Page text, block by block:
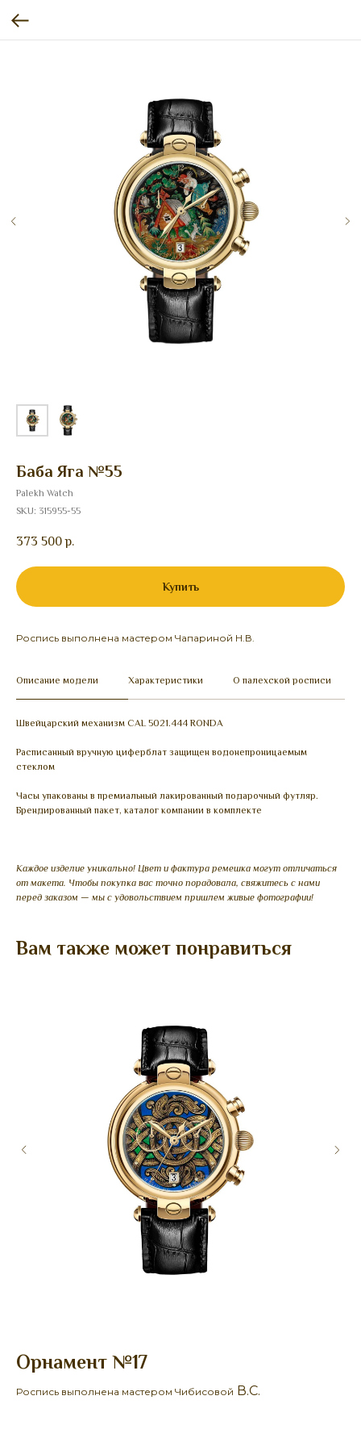
Баба Яга №55
Palekh Watch
SKU: 315955-55
373 500 р.
Купить
Роспись выполнена мастером Чапариной Н.В.
Описание модели Характеристики О палехской росписи
Швейцарский механизм CAL 5021.444 RONDA
Расписанный вручную циферблат защищен водонепроницаемым
стеклом
Часы упакованы в премиальный лакированный подарочный футляр.
Брендированный пакет, каталог компании в комплекте
Каждое изделие уникально! Цвет и фактура ремешка могут отличаться
от макета. Чтобы покупка вас точно порадовала, свяжитесь с нами
перед заказом — мы с удовольствием пришлем живые фотографии!
Вам также может понравиться
Орнамент №17
Роспись выполнена мастером Чибисовой В.С.